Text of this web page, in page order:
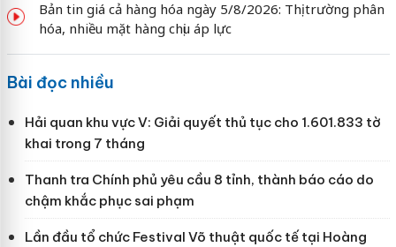
Bản tin giá cả hàng hóa ngày 5/8/2026: Thị trường phân
hóa, nhiều mặt hàng chịu áp lực
Bài đọc nhiều
Hải quan khu vực V: Giải quyết thủ tục cho 1.601.833 tờ
khai trong 7 tháng
Thanh tra Chính phủ yêu cầu 8 tỉnh, thành báo cáo do
chậm khắc phục sai phạm
Lần đầu tổ chức Festival Võ thuật quốc tế tại Hoàng